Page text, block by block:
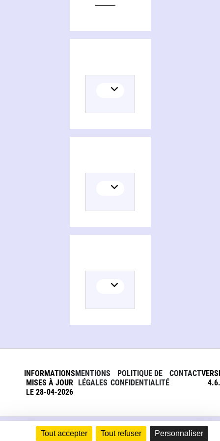
Tout accepter Tout refuser Personnaliser
INFORMATIONS
MISES À JOUR
LE 28-04-2026
MENTIONS
LÉGALES
POLITIQUE DE
CONFIDENTIALITÉ
CONTACT